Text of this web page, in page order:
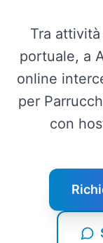
Tra
portuale, a
online
per
con